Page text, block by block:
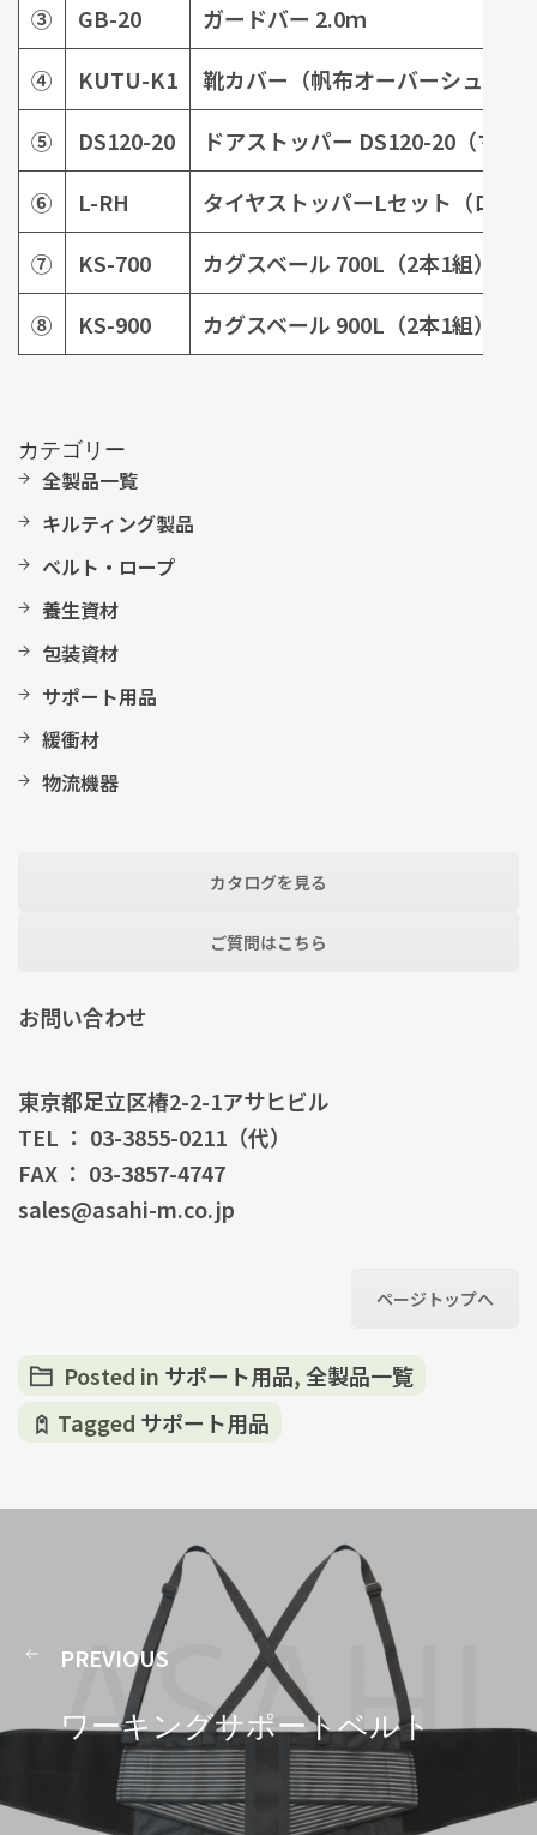
③ GB-20
ガードバー 2.0ｍ
④
KUTU-K1
靴カバー（帆布オーバーシューズ
⑤
DS120-20
ドアストッパー DS120-20（マグ
⑥
L-RH
タイヤストッパーLセット（ロー
⑦
KS-700
カグスベール 700L（2本1組）
⑧
KS-900 カグスベール 900L（2本1組）
カテゴリー
全製品一覧
キルティング製品
ベルト・ロープ
養生資材
包装資材
サポート用品
緩衝材
物流機器
カタログを見る
ご質問はこちら
お問い合わせ
東京都足立区椿2-2-1アサヒビル
TEL ： 03-3855-0211（代）
FAX ： 03-3857-4747
sales@asahi-m.co.jp
ページトップへ
Posted in サポート用品,全製品一覧
Tagged サポート用品
PREVIOUS
ワーキングサポートベルト